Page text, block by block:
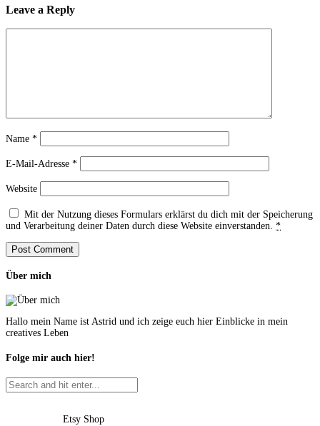
Leave a Reply
Name *
E-Mail-Adresse *
Website
Mit der Nutzung dieses Formulars erklärst du dich mit der Speicherung
und Verarbeitung deiner Daten durch diese Website einverstanden. *
Über mich
Hallo mein Name ist Astrid und ich zeige euch hier Einblicke in mein
creatives Leben
Folge mir auch hier!
Etsy Shop